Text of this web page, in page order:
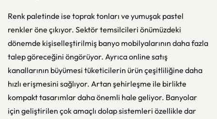
Renk paletinde ise toprak tonları ve yumuşak pastel
renkler öne çıkıyor. Sektör temsilcileri önümüzdeki
dönemde kişiselleştirilmiş banyo mobilyalarının daha fazla
talep göreceğini öngörüyor. Ayrıca online satış
kanallarının büyümesi tüketicilerin ürün çeşitliliğine daha
hızlı erişmesini sağlıyor. Artan şehirleşme ile birlikte
kompakt tasarımlar daha önemli hale geliyor. Banyolar
için geliştirilen çok amaçlı dolap sistemleri özellikle dar